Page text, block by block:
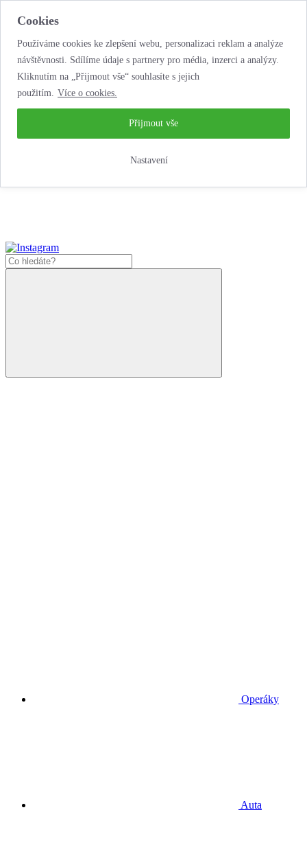
Cookies
Používáme cookies ke zlepšení webu, personalizaci reklam a analýze
návštěvnosti. Sdílíme údaje s partnery pro média, inzerci a analýzy.
Kliknutím na „Přijmout vše“ souhlasíte s jejich
použitím. Více o cookies.
Nastavení
Přijmout vše
...neobyčejná jízda životem!
Operáky
Auta